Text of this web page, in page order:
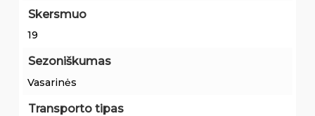
Skersmuo
19
Sezoniškumas
Vasarinės
Transporto tipas